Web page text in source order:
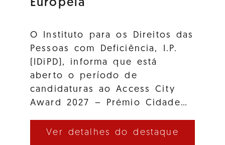
Europeia
O Instituto para os Direitos das
Pessoas com Deficiência, I.P.
(IDiPD), informa que está
aberto o período de
candidaturas ao Access City
Award 2027 – Prémio Cidade…
Ver detalhes do destaque